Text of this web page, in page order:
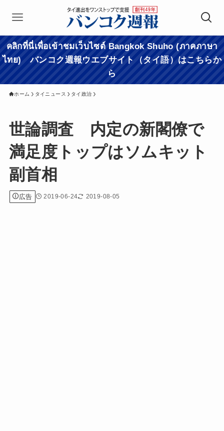
คลิกที่นี่เพื่อเข้าชมเว็บไซต์ Bangkok Shuho (ภาคภาษา
ไทย) バンコク週報ウエブサイト（タイ語）はこちらか
ら
ホーム タイニュース タイ政治
世論調査 内定の新閣僚で
満足度トップはソムキット
副首相
広告 2019-06-24 2019-08-05